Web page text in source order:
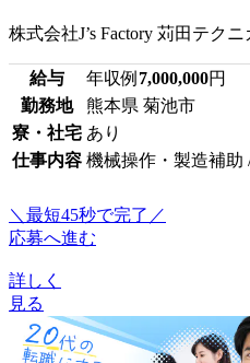
株式会社J’s Factory 苅田テク
給与 年収例 7,000,000円
勤務地
熊本県 菊池市
寮・社宅 あり
仕事内容 機械操作・製造補助
＼最短45秒で完了／
応募へ進む
詳しく
見る